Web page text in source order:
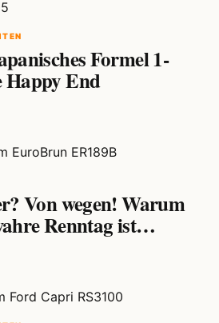
Formel 1-
Happy End
Von wegen! Warum
Renntag ist…